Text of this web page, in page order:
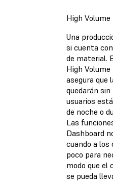
High
Una
si cuenta
de material.
High
asegura que
quedarán
usuarios
de noche o
Las
Dashboard
cuando a los
poco para
modo que el
se pueda